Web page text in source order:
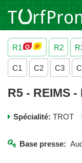
R1
R2
C1 C2 C3
Spécialité: TROT
Base presse: